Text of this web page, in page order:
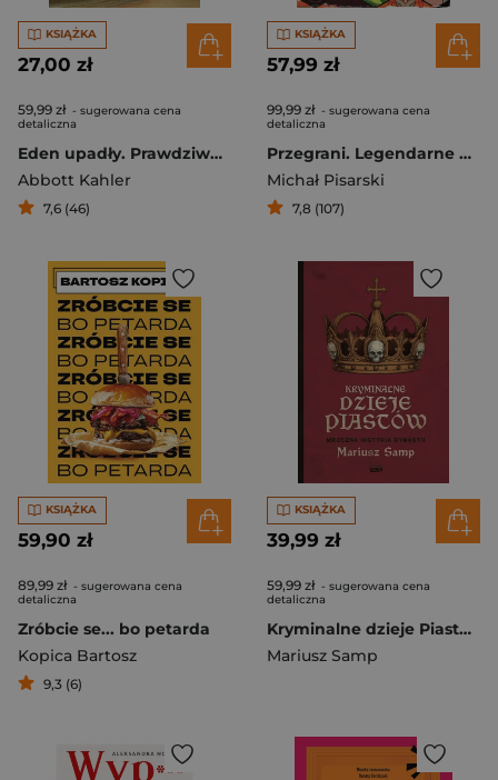
KSIĄŻKA
27,00 zł
59,99 zł - sugerowana cena
detaliczna
Eden upadły. Prawdziwa historia zbrodni na rajskiej wyspie
Abbott Kahler
7,6 (46)
KSIĄŻKA
57,99 zł
99,99 zł - sugerowana cena
detaliczna
Przegrani. Legendarne porażki świata gier
Michał Pisarski
7,8 (107)
KSIĄŻKA
59,90 zł
89,99 zł - sugerowana cena
detaliczna
Zróbcie se... bo petarda
Kopica Bartosz
9,3 (6)
KSIĄŻKA
39,99 zł
59,99 zł - sugerowana cena
detaliczna
Kryminalne dzieje Piastów. Mroczna historia dynastii
Mariusz Samp